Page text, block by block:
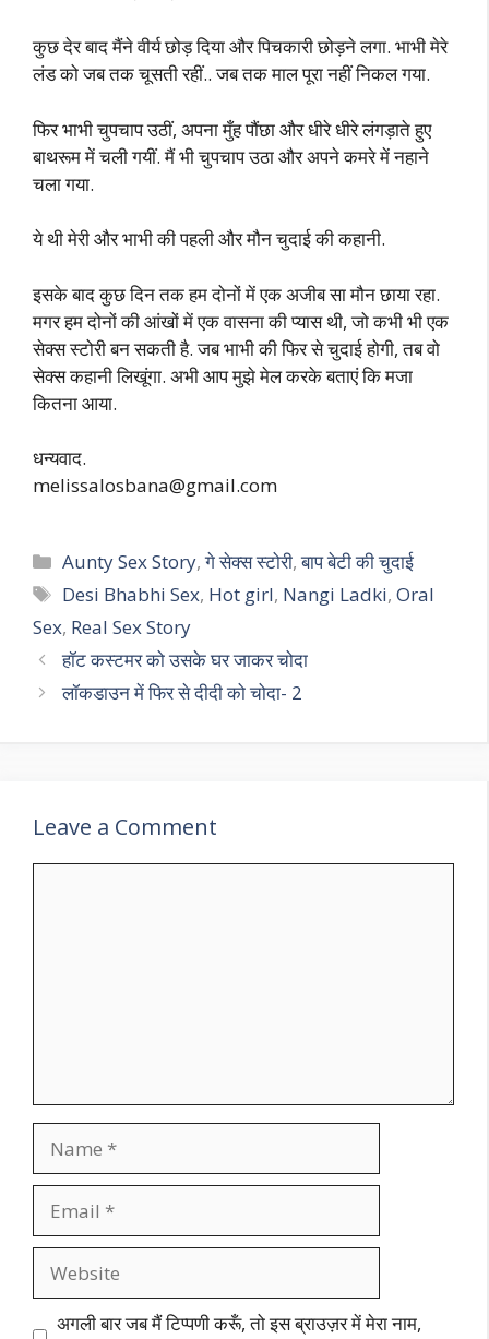
कुछ देर बाद मैंने वीर्य छोड़ दिया और पिचकारी छोड़ने लगा. भाभी मेरे
लंड को जब तक चूसती रहीं.. जब तक माल पूरा नहीं निकल गया.
फिर भाभी चुपचाप उठीं, अपना मुँह पौंछा और धीरे धीरे लंगड़ाते हुए
बाथरूम में चली गयीं. मैं भी चुपचाप उठा और अपने कमरे में नहाने
चला गया.
ये थी मेरी और भाभी की पहली और मौन चुदाई की कहानी.
इसके बाद कुछ दिन तक हम दोनों में एक अजीब सा मौन छाया रहा.
मगर हम दोनों की आंखों में एक वासना की प्यास थी, जो कभी भी एक
सेक्स स्टोरी बन सकती है. जब भाभी की फिर से चुदाई होगी, तब वो
सेक्स कहानी लिखूंगा. अभी आप मुझे मेल करके बताएं कि मजा
कितना आया.
धन्यवाद.
melissalosbana@gmail.com
Categories
Aunty Sex Story,गे सेक्स स्टोरी,बाप बेटी की चुदाई
Tags
Desi Bhabhi Sex, Hot girl, Nangi Ladki,Oral
Sex, Real Sex Story
हॉट कस्टमर को उसके घर जाकर चोदा
लॉकडाउन में फिर से दीदी को चोदा- 2
Leave a Comment
अगली बार जब मैं टिप्पणी करूँ, तो इस ब्राउज़र में मेरा नाम,